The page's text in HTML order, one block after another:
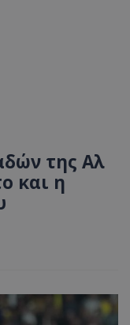
της Αλ
και η